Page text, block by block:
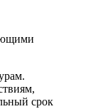
срок